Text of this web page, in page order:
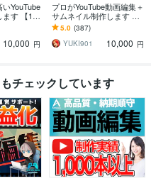
YouTube
す 【10,
ィの高い
！
10,000 円
プロがYouTube動画編集＋
サムネイル制作します 動
画4,000本以上制作のプロ
がデザイン
5.0 (387)
YUKI901
10,000 円
チェックしています